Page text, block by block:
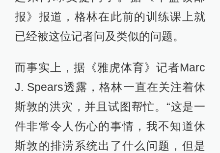
报》报道，格林在此前的训练课上就
已经被这位记者问及类似的问题。
而事实上，据《雅虎体育》记者Marc
J. Spears透露，格林一直在关注着休
斯敦的洪灾，并且试图帮忙。“这是一
件非常令人伤心的事情，我不知道休
斯敦的排涝系统出了什么问题，但是